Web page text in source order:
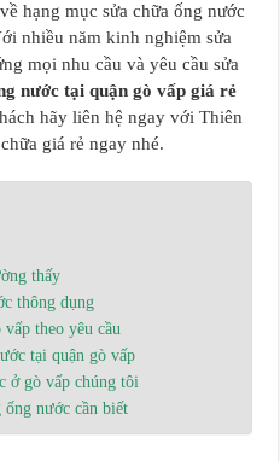
hạng mục sửa chữa ống nước
nhiều năm kinh nghiệm sửa
mọi nhu cầu và yêu cầu sửa
nước tại quận gò vấp giá rẻ
hãy liên hệ ngay với Thiên
giá rẻ ngay nhé.
thấy
thông dụng
theo yêu cầu
tại quận gò vấp
ở gò vấp chúng tôi
nước cần biết